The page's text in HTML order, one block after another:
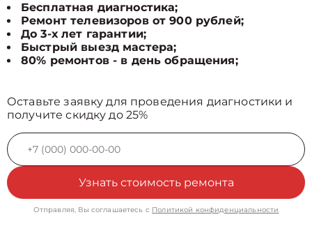
Бесплатная диагностика;
Ремонт телевизоров от 900 рублей;
До 3-х лет гарантии;
Быстрый выезд мастера;
80% ремонтов - в день обращения;
Оставьте заявку для проведения диагностики и
получите скидку до 25%
Узнать стоимость ремонта
Отправляя, Вы соглашаетесь с Политикой конфиденциальности